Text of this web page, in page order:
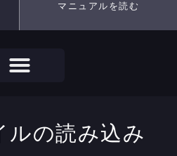
マニュアルを読む
ルの読み込み